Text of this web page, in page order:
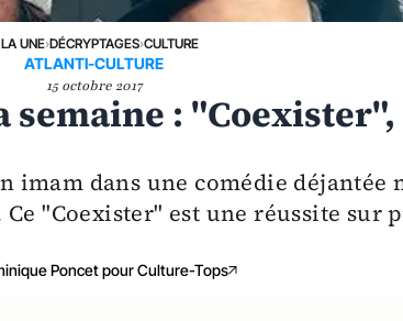
UNE›DÉCRYPTAGES›CULTURE
ATLANTI-CULTURE
15 octobre 2017
semaine :
imam dans une comédie déjantée
"Coexister" est une réussite sur
Poncet pour Culture-Tops